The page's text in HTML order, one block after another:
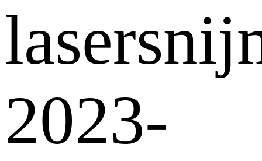
2023-